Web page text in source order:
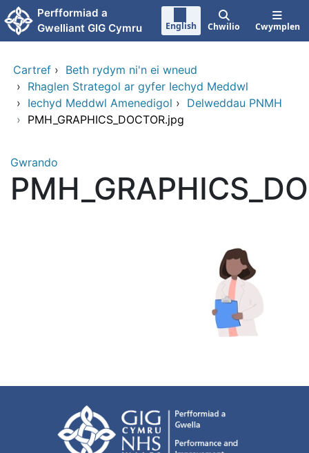
Neidio i'r prif gynnwy
Perfformiad a
Gwelliant GIG Cymru
English Chwilio Cwymplen
Cartref › Beth rydym ni'n ei wneud
› Rhaglen Strategol ar gyfer Iechyd Meddwl
› Iechyd Meddwl Amenedigol › Delweddau PNMH
› PMH_GRAPHICS_DOCTOR.jpg
Gwrando